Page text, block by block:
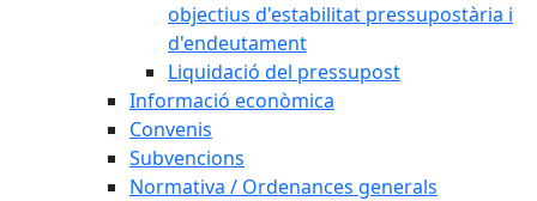
objectius d'estabilitat pressupostària i
d'endeutament
Liquidació del pressupost
Informació econòmica
Convenis
Subvencions
Normativa / Ordenances generals